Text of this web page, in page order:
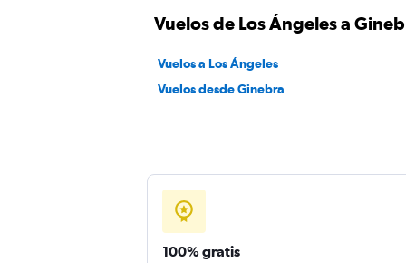
Vuelos de Los Ángeles a
Vuelos a Los Ángeles
Vuelos desde Ginebra
100% gratis